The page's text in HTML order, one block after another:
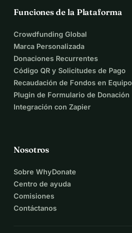
Funciones de la Plataforma
Crowdfunding Global
Marca Personalizada
Donaciones Recurrentes
Código QR y Solicitudes de Pago
Recaudación de Fondos en Equipo
Plugin de Formulario de Donación
Integración con Zapier
Nosotros
Sobre WhyDonate
Centro de ayuda
Comisiones
Contáctanos